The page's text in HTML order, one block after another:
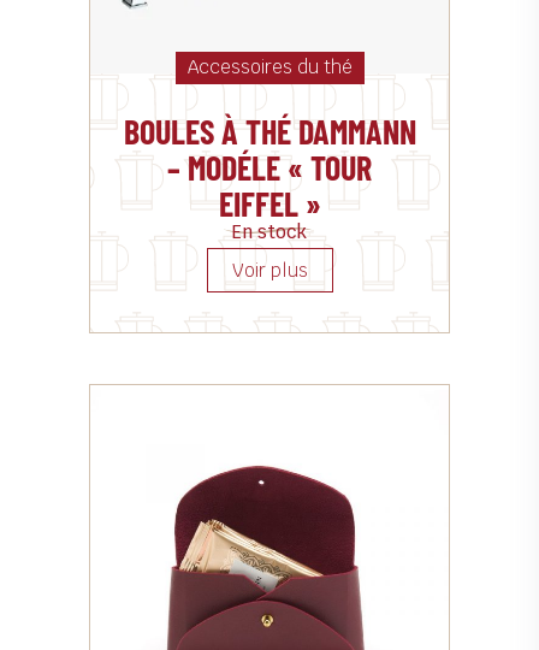
Accessoires du thé
BOULES À THÉ DAMMANN
– MODÉLE « TOUR
EIFFEL »
En stock